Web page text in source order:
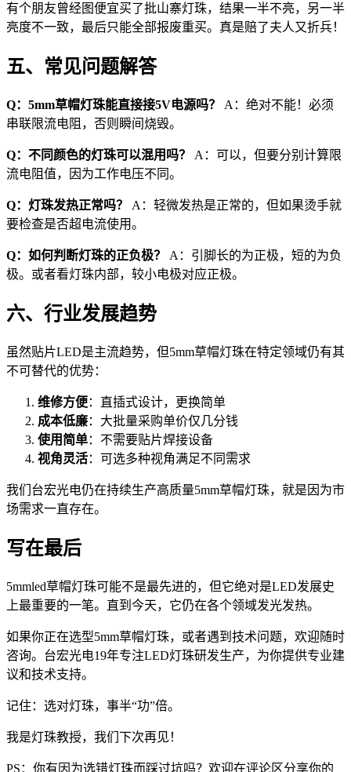
有个朋友曾经图便宜买了批山寨灯珠，结果一半不亮，另一半
亮度不一致，最后只能全部报废重买。真是赔了夫人又折兵！
五、常见问题解答
Q：5mm草帽灯珠能直接接5V电源吗？
A：绝对不能！必须
串联限流电阻，否则瞬间烧毁。
Q：不同颜色的灯珠可以混用吗？
A：可以，但要分别计算限
流电阻值，因为工作电压不同。
Q：灯珠发热正常吗？
A：轻微发热是正常的，但如果烫手就
要检查是否超电流使用。
Q：如何判断灯珠的正负极？
A：引脚长的为正极，短的为负
极。或者看灯珠内部，较小电极对应正极。
六、行业发展趋势
虽然贴片LED是主流趋势，但5mm草帽灯珠在特定领域仍有其
不可替代的优势：
维修方便：直插式设计，更换简单
成本低廉：大批量采购单价仅几分钱
使用简单：不需要贴片焊接设备
视角灵活：可选多种视角满足不同需求
我们台宏光电仍在持续生产高质量5mm草帽灯珠，就是因为市
场需求一直存在。
写在最后
5mmled草帽灯珠可能不是最先进的，但它绝对是LED发展史
上最重要的一笔。直到今天，它仍在各个领域发光发热。
如果你正在选型5mm草帽灯珠，或者遇到技术问题，欢迎随时
咨询。台宏光电19年专注LED灯珠研发生产，为你提供专业建
议和技术支持。
记住：选对灯珠，事半“功”倍。
我是灯珠教授，我们下次再见！
PS：你有因为选错灯珠而踩过坑吗？欢迎在评论区分享你的